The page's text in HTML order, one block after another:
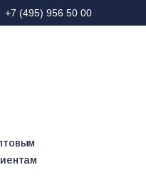
+7 (495) 956 50 00